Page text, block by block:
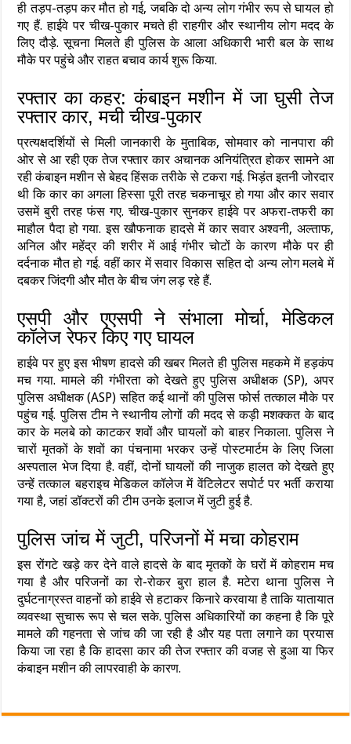
ही तड़प-तड़प कर मौत हो गई, जबकि दो अन्य लोग गंभीर रूप से घायल हो
गए हैं. हाईवे पर चीख-पुकार मचते ही राहगीर और स्थानीय लोग मदद के
लिए दौड़े. सूचना मिलते ही पुलिस के आला अधिकारी भारी बल के साथ
मौके पर पहुंचे और राहत बचाव कार्य शुरू किया.
रफ्तार का कहर: कंबाइन मशीन में जा घुसी तेज
रफ्तार कार, मची चीख-पुकार
प्रत्यक्षदर्शियों से मिली जानकारी के मुताबिक, सोमवार को नानपारा की
ओर से आ रही एक तेज रफ्तार कार अचानक अनियंत्रित होकर सामने आ
रही कंबाइन मशीन से बेहद हिंसक तरीके से टकरा गई. भिड़ंत इतनी जोरदार
थी कि कार का अगला हिस्सा पूरी तरह चकनाचूर हो गया और कार सवार
उसमें बुरी तरह फंस गए. चीख-पुकार सुनकर हाईवे पर अफरा-तफरी का
माहौल पैदा हो गया. इस खौफनाक हादसे में कार सवार अश्वनी, अल्ताफ,
अनिल और महेंद्र की शरीर में आई गंभीर चोटों के कारण मौके पर ही
दर्दनाक मौत हो गई. वहीं कार में सवार विकास सहित दो अन्य लोग मलबे में
दबकर जिंदगी और मौत के बीच जंग लड़ रहे हैं.
एसपी और एएसपी ने संभाला मोर्चा, मेडिकल
कॉलेज रेफर किए गए घायल
हाईवे पर हुए इस भीषण हादसे की खबर मिलते ही पुलिस महकमे में हड़कंप
मच गया. मामले की गंभीरता को देखते हुए पुलिस अधीक्षक (SP), अपर
पुलिस अधीक्षक (ASP) सहित कई थानों की पुलिस फोर्स तत्काल मौके पर
पहुंच गई. पुलिस टीम ने स्थानीय लोगों की मदद से कड़ी मशक्कत के बाद
कार के मलबे को काटकर शवों और घायलों को बाहर निकाला. पुलिस ने
चारों मृतकों के शवों का पंचनामा भरकर उन्हें पोस्टमार्टम के लिए जिला
अस्पताल भेज दिया है. वहीं, दोनों घायलों की नाजुक हालत को देखते हुए
उन्हें तत्काल बहराइच मेडिकल कॉलेज में वेंटिलेटर सपोर्ट पर भर्ती कराया
गया है, जहां डॉक्टरों की टीम उनके इलाज में जुटी हुई है.
पुलिस जांच में जुटी, परिजनों में मचा कोहराम
इस रोंगटे खड़े कर देने वाले हादसे के बाद मृतकों के घरों में कोहराम मच
गया है और परिजनों का रो-रोकर बुरा हाल है. मटेरा थाना पुलिस ने
दुर्घटनाग्रस्त वाहनों को हाईवे से हटाकर किनारे करवाया है ताकि यातायात
व्यवस्था सुचारू रूप से चल सके. पुलिस अधिकारियों का कहना है कि पूरे
मामले की गहनता से जांच की जा रही है और यह पता लगाने का प्रयास
किया जा रहा है कि हादसा कार की तेज रफ्तार की वजह से हुआ या फिर
कंबाइन मशीन की लापरवाही के कारण.